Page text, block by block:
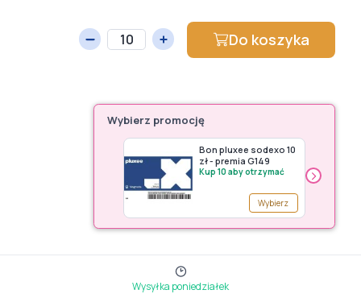
Do koszyka
Wybierz promocję
Bon pluxee sodexo 10
zł - premia G149
Kup 10 aby otrzymać
Wybierz
›
Wysyłka poniedziałek